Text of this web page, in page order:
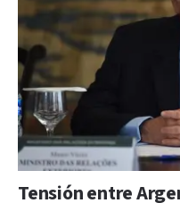
Tensión entre